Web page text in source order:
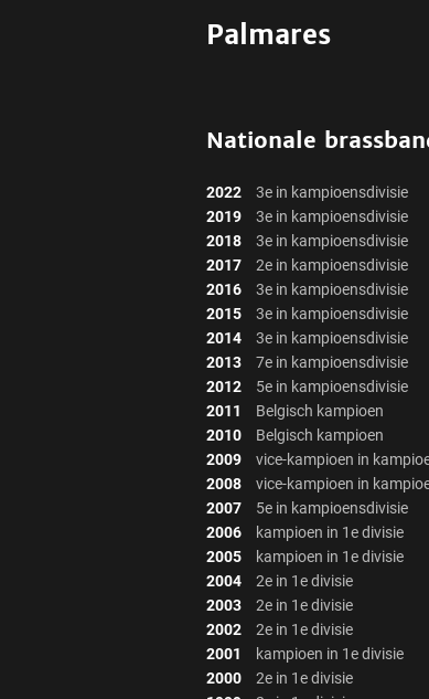
Palmares
Nationale
2022
3e in kampioensdivisie
2019
3e in kampioensdivisie
2018
3e in kampioensdivisie
2017
2e in kampioensdivisie
2016
3e in kampioensdivisie
2015
3e in kampioensdivisie
2014
3e in kampioensdivisie
2013
7e in kampioensdivisie
2012
5e in kampioensdivisie
2011
Belgisch kampioen
2010
Belgisch kampioen
2009
vice-kampioen in
2008
vice-kampioen in
2007
5e in kampioensdivisie
2006
kampioen in 1e divisie
2005
kampioen in 1e divisie
2004
2e in 1e divisie
2003
2e in 1e divisie
2002
2e in 1e divisie
2001
kampioen in 1e divisie
2000
2e in 1e divisie